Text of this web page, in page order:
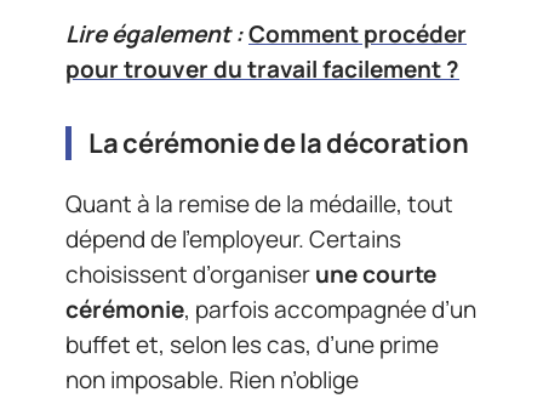
Lire également :Comment procéder
pour trouver du travail facilement ?
La cérémonie de la décoration
Quant à la remise de la médaille, tout
dépend de l’employeur. Certains
choisissent d’organiserune courte
cérémonie, parfois accompagnée d’un
buffet et, selon les cas, d’une prime
non imposable. Rien n’oblige